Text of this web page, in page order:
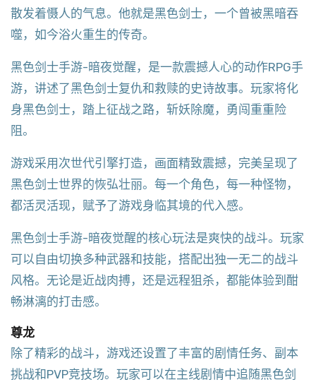
散发着慑人的气息。他就是黑色剑士，一个曾被黑暗吞
噬，如今浴火重生的传奇。
黑色剑士手游-暗夜觉醒，是一款震撼人心的动作RPG手
游，讲述了黑色剑士复仇和救赎的史诗故事。玩家将化
身黑色剑士，踏上征战之路，斩妖除魔，勇闯重重险
阻。
游戏采用次世代引擎打造，画面精致震撼，完美呈现了
黑色剑士世界的恢弘壮丽。每一个角色，每一种怪物，
都活灵活现，赋予了游戏身临其境的代入感。
黑色剑士手游-暗夜觉醒的核心玩法是爽快的战斗。玩家
可以自由切换多种武器和技能，搭配出独一无二的战斗
风格。无论是近战肉搏，还是远程狙杀，都能体验到酣
畅淋漓的打击感。
尊龙
除了精彩的战斗，游戏还设置了丰富的剧情任务、副本
挑战和PVP竞技场。玩家可以在主线剧情中追随黑色剑